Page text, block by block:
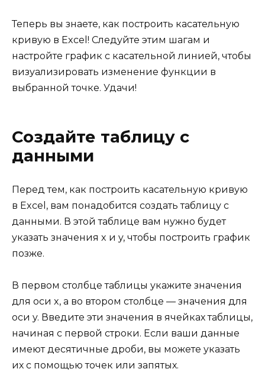
Теперь вы знаете, как построить касательную
кривую в Excel! Следуйте этим шагам и
настройте график с касательной линией, чтобы
визуализировать изменение функции в
выбранной точке. Удачи!
Создайте таблицу с
данными
Перед тем, как построить касательную кривую
в Excel, вам понадобится создать таблицу с
данными. В этой таблице вам нужно будет
указать значения x и y, чтобы построить график
позже.
В первом столбце таблицы укажите значения
для оси x, а во втором столбце — значения для
оси y. Введите эти значения в ячейках таблицы,
начиная с первой строки. Если ваши данные
имеют десятичные дроби, вы можете указать
их с помощью точек или запятых.